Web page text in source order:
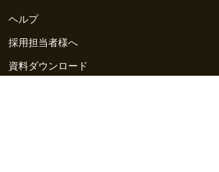
ヘルプ
採用担当者様へ
資料ダウンロード